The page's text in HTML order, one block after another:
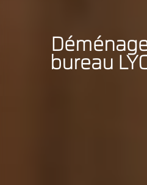
bureau